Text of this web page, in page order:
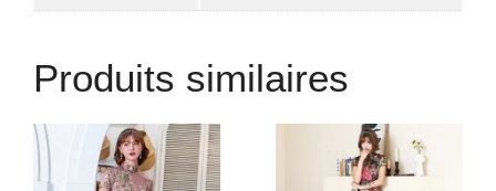
Produits similaires